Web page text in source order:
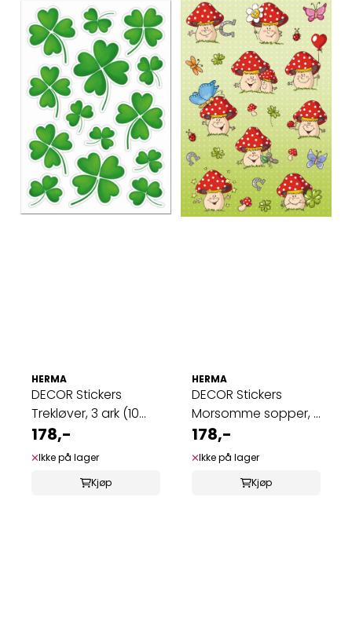
HERMA
DECOR Stickers
Trekløver, 3 ark (10
pakk)
178,-
Ikke på lager
Kjøp
HERMA
DECOR Stickers
Morsomme sopper, 3
ark (10 pakk)
178,-
Ikke på lager
Kjøp